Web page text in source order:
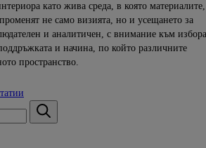
като жива среда, в която материалите,
не само визията, но и усещането за
и аналитичен, с внимание към избора
и начина, по който различните
пространство.